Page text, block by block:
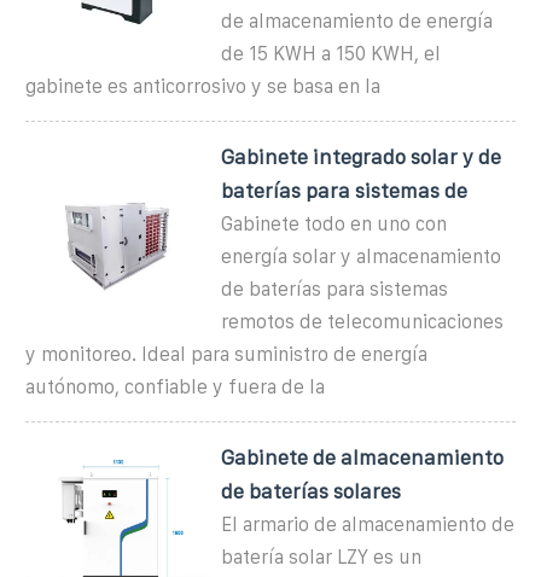
de almacenamiento de energía
de 15 KWH a 150 KWH, el
gabinete es anticorrosivo y se basa en la
Gabinete integrado solar y de
baterías para sistemas de
Gabinete todo en uno con
energía solar y almacenamiento
de baterías para sistemas
remotos de telecomunicaciones
y monitoreo. Ideal para suministro de energía
autónomo, confiable y fuera de la
Gabinete de almacenamiento
de baterías solares
El armario de almacenamiento de
batería solar LZY es un